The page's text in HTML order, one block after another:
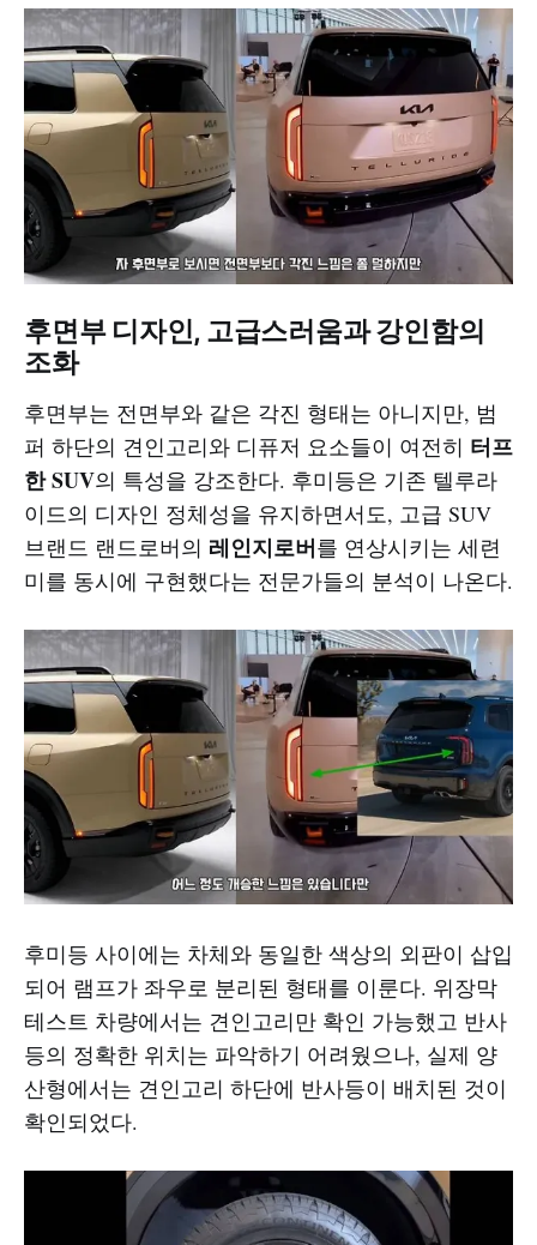
후면부 디자인, 고급스러움과 강인함의
조화
후면부는 전면부와 같은 각진 형태는 아니지만, 범
퍼 하단의 견인고리와 디퓨저 요소들이 여전히 터프
한 SUV의 특성을 강조한다. 후미등은 기존 텔루라
이드의 디자인 정체성을 유지하면서도, 고급 SUV
브랜드 랜드로버의 레인지로버를 연상시키는 세련
미를 동시에 구현했다는 전문가들의 분석이 나온다.
후미등 사이에는 차체와 동일한 색상의 외판이 삽입
되어 램프가 좌우로 분리된 형태를 이룬다. 위장막
테스트 차량에서는 견인고리만 확인 가능했고 반사
등의 정확한 위치는 파악하기 어려웠으나, 실제 양
산형에서는 견인고리 하단에 반사등이 배치된 것이
확인되었다.